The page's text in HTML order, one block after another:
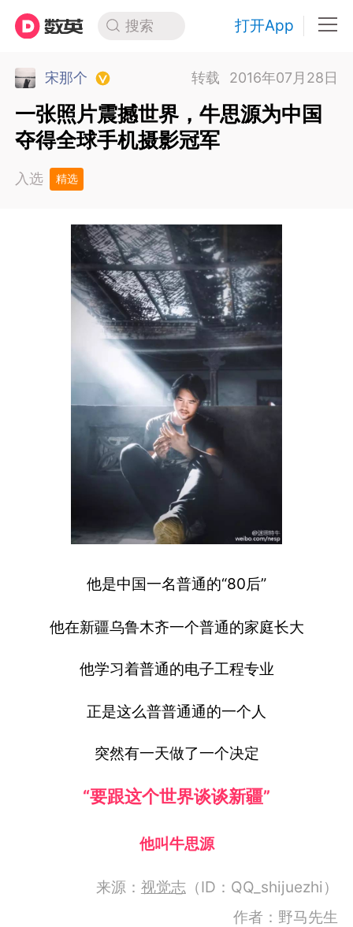
搜索 打开App
宋那个 转载 2016年07月28日
一张照片震撼世界，牛思源为中国
夺得全球手机摄影冠军
入选 精选
他是中国一名普通的“80后”
他在新疆乌鲁木齐一个普通的家庭长大
他学习着普通的电子工程专业
正是这么普普通通的一个人
突然有一天做了一个决定
“要跟这个世界谈谈新疆”
他叫牛思源
来源： 视觉志 （ID：QQ_shijuezhi）
作者：野马先生